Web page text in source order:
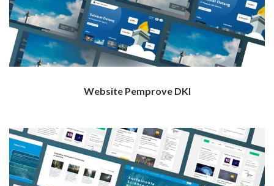
Website Pemprove DKI